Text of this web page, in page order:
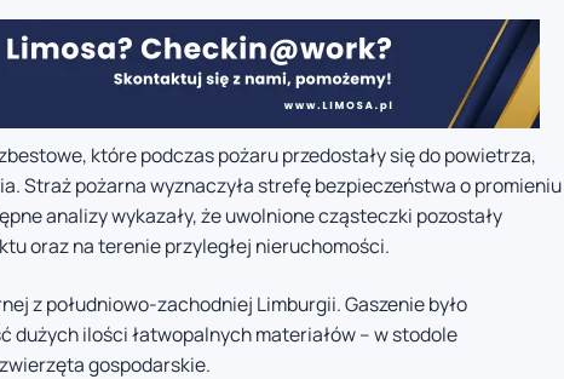
które podczas pożaru przedostały się do powietrza,
Straż pożarna wyznaczyła strefę bezpieczeństwa o promieniu
analizy wykazały, że uwolnione cząsteczki pozostały
oraz na terenie przyległej nieruchomości.
z południowo-zachodniej Limburgii. Gaszenie było
dużych ilości łatwopalnych materiałów – w stodole
gospodarskie.